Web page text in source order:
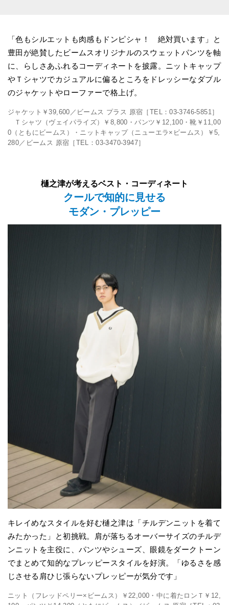
「色もシルエットも肉感もドンピシャ！ 絶対買います」と
豊田が絶賛したビームスオリジナルのスウェットパンツを軸
に、らしさあふれるコーディネートを披露。ニットキャップ
やＴシャツでカジュアルに偏るところをドレッシーなダブル
のジャケットやローファーで格上げ。
ジャケット￥39,600／ビームス プラス 原宿［TEL：03-3746-5851］
Ｔシャツ（ヴェイパライズ）￥8,800・パンツ￥12,100・靴￥11,00
0（ともにビームス）・ニットキャップ（ニューエラ×ビームス）￥5,
280／ビームス 原宿［TEL：03-3470-3947］
樋之津が考えるベスト・コーディネート
クールで知的に見せる
モダン・プレッピー
キレイめなスタイルを好む樋之津は「チルデンニットを着て
みたかった」と初挑戦。肩が落ちるオーバーサイズのチルデ
ンニットを主役に、パンツやシューズ、眼鏡をダークトーン
でまとめて知的なプレッピースタイルを好演。「ゆるさを感
じさせる肩ひじ張らないプレッピーが気分です」
ニット（フレッドペリー×ビームス）￥22,000・中に着たロンＴ￥12,